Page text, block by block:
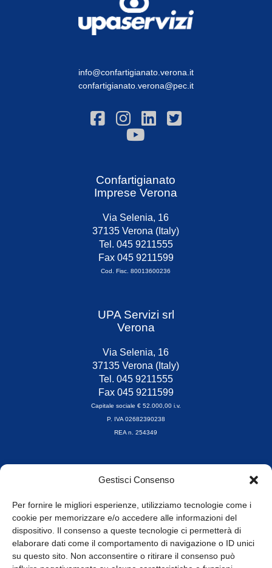
Gestisci Consenso
Per fornire le migliori esperienze, utilizziamo tecnologie come i
cookie per memorizzare e/o accedere alle informazioni del
dispositivo. Il consenso a queste tecnologie ci permetterà di
elaborare dati come il comportamento di navigazione o ID unici
su questo sito. Non acconsentire o ritirare il consenso può
info@confartigianato.verona.it
confartigianato.verona@pec.it
Confartigianato
Imprese Verona
Via Selenia, 16
37135 Verona (Italy)
Tel. 045 9211555
Fax 045 9211599
Cod. Fisc. 80013600236
UPA Servizi srl
Verona
Via Selenia, 16
37135 Verona (Italy)
Tel. 045 9211555
Fax 045 9211599
Capitale sociale € 52.000,00 i.v.
P. IVA 02682390238
REA n. 254349
Orari di apertura
8.30-13.00 / 14.00-17.30
Whistleblowing
© Tutti i diritti riservati